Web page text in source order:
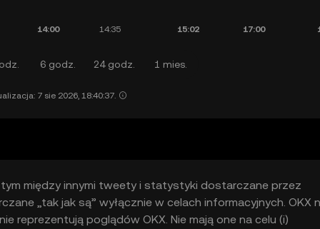
6 godz. 24 godz. 1 mies.
7 sie 2026, 18:40:37.
między innymi tweety i statystyki dostarczane przez
„tak jak są” wyłącznie w celach informacyjnych. OKX
reprezentują poglądów OKX. Nie mają one na celu (i)